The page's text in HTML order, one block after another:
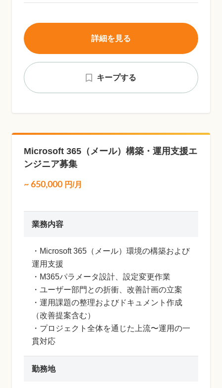
キープする
詳細を見る
Microsoft 365（メール）構築・運用支援エ
ンジニア募集
~ 650,000 円/月
業務内容
・Microsoft 365（メール）環境の構築および
運用支援
・M365パラメータ設計、設定変更作業
・ユーザー部門との折衝、改善計画の立案
・運用課題の整理およびドキュメント作成
（改善提案含む）
・プロジェクト全体を通じた上流〜運用の一
貫対応
勤務地